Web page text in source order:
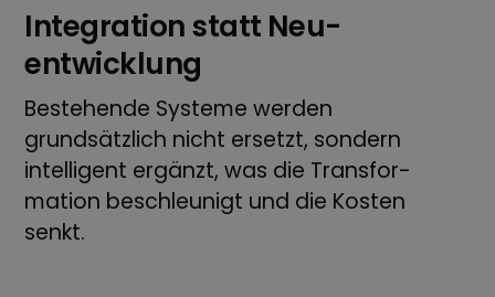
Integration statt Neu­
entwicklung
Bestehende Systeme werden
grundsätzlich nicht ersetzt, sondern
intelligent ergänzt, was die Transfor­­
mation beschleunigt und die Kosten
senkt.